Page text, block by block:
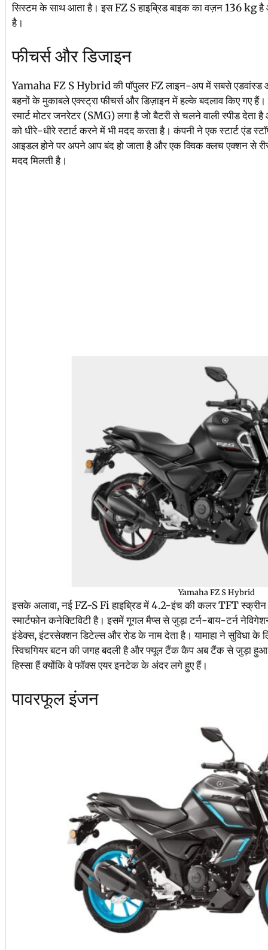
सिस्टम के साथ आता है। इस FZ S हाइब्रिड बाइक का वज़न 136 kg
है।
फीचर्स और डिजाइन
Yamaha FZ S Hybrid की पॉपुलर FZ लाइन-अप में सबसे एडवांस्ड
बहनों के मुकाबले एक्स्ट्रा फीचर्स और डिज़ाइन में हल्के बदलाव किए गए
स्मार्ट मोटर जनरेटर (SMG) लगा है जो बैटरी से चलने वाली स्पीड देता
को धीरे-धीरे स्टार्ट करने में भी मदद करता है। कंपनी ने एक स्टार्ट एंड
आइडल होने पर अपने आप बंद हो जाता है और एक क्विक क्लच एक्शन से
मदद मिलती है।
Yamaha FZ S Hybrid
इसके अलावा, नई FZ-S Fi हाइब्रिड में 4.2-इंच की कलर TFT
स्मार्टफोन कनेक्टिविटी है। इसमें गूगल मैप्स से जुड़ा टर्न-बाय-टर्न
इंडेक्स, इंटरसेक्शन डिटेल्स और रोड के नाम देता है। यामाहा ने सुविधा के
स्विचगियर बटन की जगह बदली है और फ्यूल टैंक कैप अब टैंक से जुड़ा हुआ
हिस्सा हैं क्योंकि वे फॉक्स एयर इनटेक के अंदर लगे हुए हैं।
पावरफूल इंजन